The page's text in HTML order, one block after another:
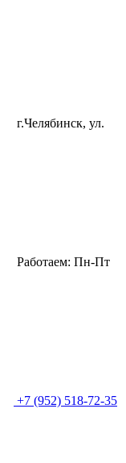
г.Челябинск, ул.
Работаем: Пн-Пт
+7 (952) 518-72-35